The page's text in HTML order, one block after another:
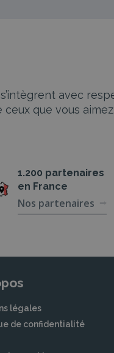
avec
que vous aimez.
1.200 partenaires
en France
Nos partenaires
légales
de confidentialité